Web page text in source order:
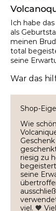
Ich habe
als
meinen
total
seine
Pflegeserie.
War das
Shop-
Wie
riesig zu
seine
viel. 🧡